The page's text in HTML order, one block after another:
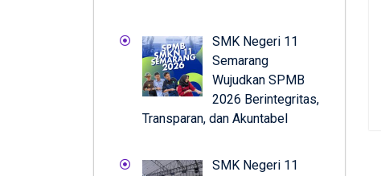
SMK Negeri 11
Semarang
Wujudkan SPMB
2026 Berintegritas,
Transparan, dan Akuntabel
SMK Negeri 11